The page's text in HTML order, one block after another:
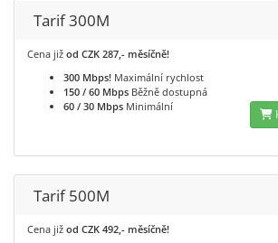
Tarif 300M
Cena již od CZK 287,- měsíčně!
300 Mbps! Maximální rychlost
150 / 60 Mbps Běžně dostupná
60 / 30 Mbps Minimální
Tarif 500M
Cena již od CZK 492,- měsíčně!